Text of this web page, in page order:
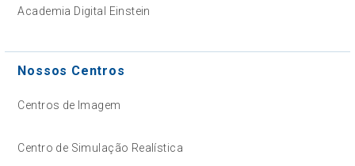
Academia Digital Einstein
Nossos Centros
Centros de Imagem
Centro de Simulação Realística